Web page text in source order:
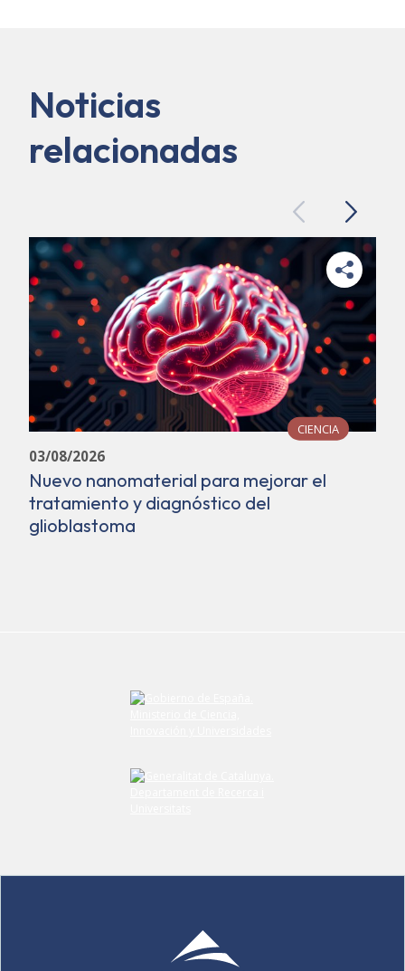
Noticias
relacionadas
PreviousNext
CIENCIA
03/08/2026
Nuevo nanomaterial para mejorar el
tratamiento y diagnóstico del
glioblastoma